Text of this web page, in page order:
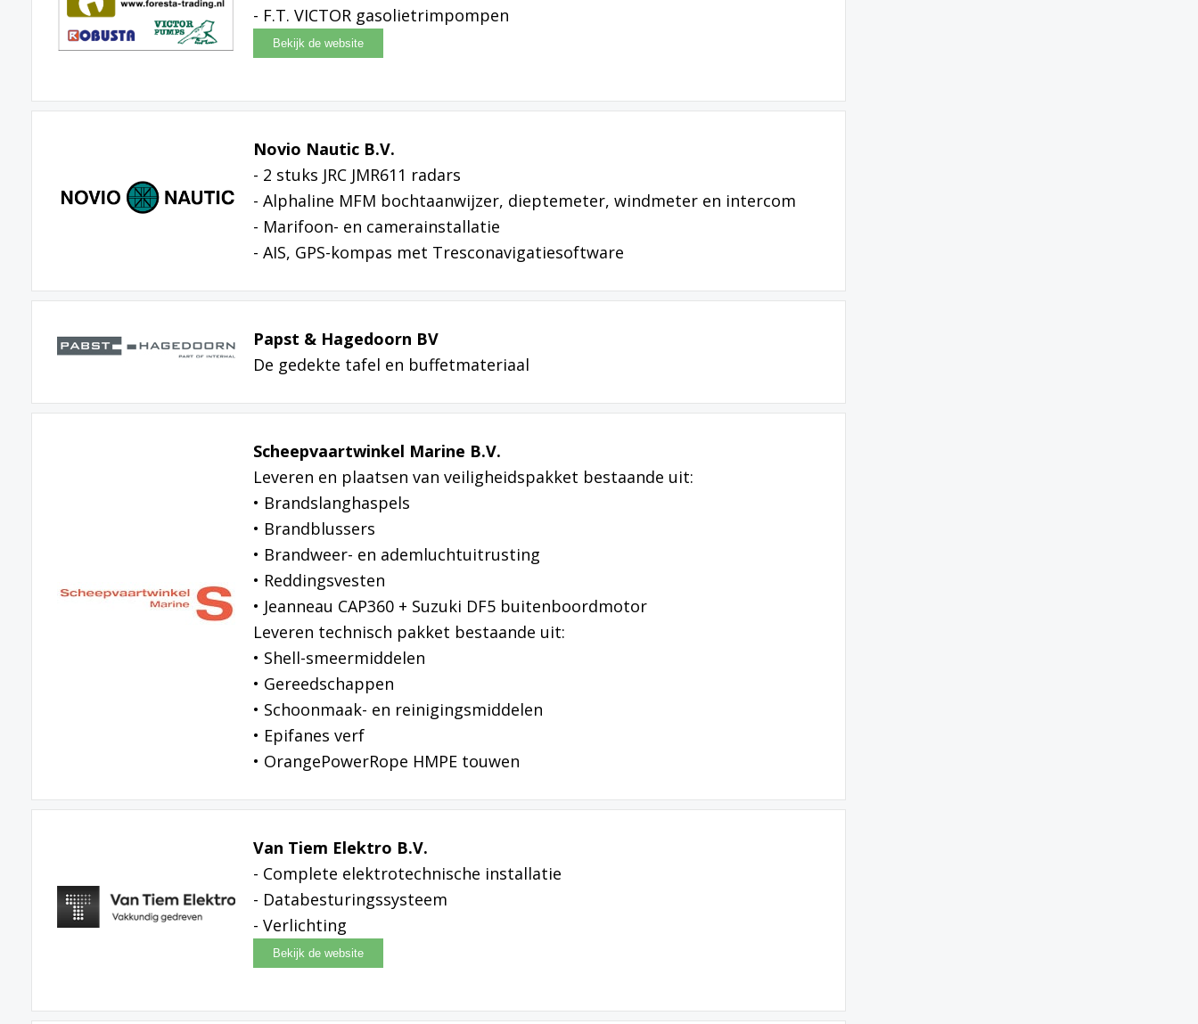
- F.T. VICTOR gasolietrimpompen
Novio Nautic B.V.
- 2 stuks JRC JMR611 radars
- Alphaline MFM bochtaanwijzer, dieptemeter, windmeter en intercom
- Marifoon- en camerainstallatie
- AIS, GPS-kompas met Tresconavigatiesoftware
Papst & Hagedoorn BV
De gedekte tafel en buffetmateriaal
Scheepvaartwinkel Marine B.V.
Leveren en plaatsen van veiligheidspakket bestaande uit:
• Brandslanghaspels
• Brandblussers
• Brandweer- en ademluchtuitrusting
• Reddingsvesten
• Jeanneau CAP360 + Suzuki DF5 buitenboordmotor
Leveren technisch pakket bestaande uit:
• Shell-smeermiddelen
• Gereedschappen
• Schoonmaak- en reinigingsmiddelen
• Epifanes verf
• OrangePowerRope HMPE touwen
Van Tiem Elektro B.V.
- Complete elektrotechnische installatie
- Databesturingssysteem
- Verlichting